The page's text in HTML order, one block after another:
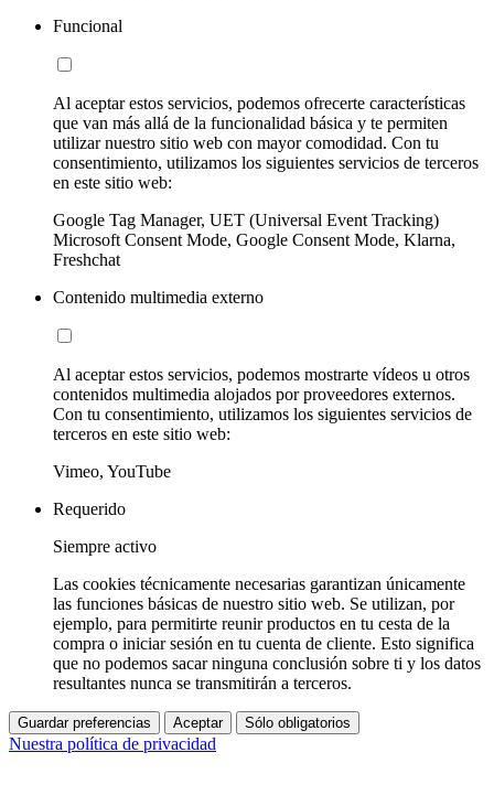
Funcional
Al aceptar estos servicios, podemos ofrecerte características
que van más allá de la funcionalidad básica y te permiten
utilizar nuestro sitio web con mayor comodidad. Con tu
consentimiento, utilizamos los siguientes servicios de terceros
en este sitio web:
Google Tag Manager, UET (Universal Event Tracking)
Microsoft Consent Mode, Google Consent Mode, Klarna,
Freshchat
Contenido multimedia externo
Al aceptar estos servicios, podemos mostrarte vídeos u otros
contenidos multimedia alojados por proveedores externos.
Con tu consentimiento, utilizamos los siguientes servicios de
terceros en este sitio web:
Vimeo, YouTube
Requerido
Siempre activo
Las cookies técnicamente necesarias garantizan únicamente
las funciones básicas de nuestro sitio web. Se utilizan, por
ejemplo, para permitirte reunir productos en tu cesta de la
compra o iniciar sesión en tu cuenta de cliente. Esto significa
que no podemos sacar ninguna conclusión sobre ti y los datos
resultantes nunca se transmitirán a terceros.
Guardar preferencias Aceptar Sólo obligatorios
Nuestra política de privacidad